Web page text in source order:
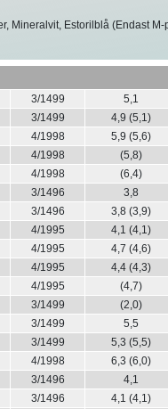
Mineralvit, Estorilblå (Endast
3/1499 5,1
3/1499 4,9 (5,1)
4/1998 5,9 (5,6)
4/1998 (5,8)
4/1998 (6,4)
3/1496 3,8
3/1496 3,8 (3,9)
4/1995 4,1 (4,1)
4/1995 4,7 (4,6)
4/1995 4,4 (4,3)
4/1995 (4,7)
3/1499 (2,0)
3/1499 5,5
3/1499 5,3 (5,5)
4/1998 6,3 (6,0)
3/1496 4,1
3/1496 4,1 (4,1)